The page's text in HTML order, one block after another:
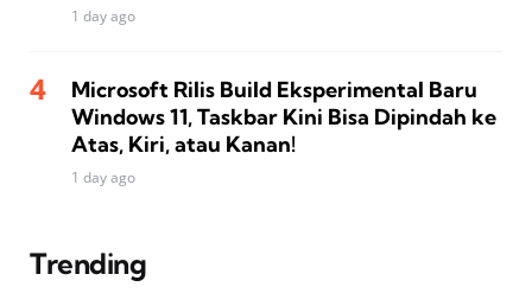
1 day ago
Microsoft Rilis Build Eksperimental Baru
Windows 11, Taskbar Kini Bisa Dipindah ke
Atas, Kiri, atau Kanan!
1 day ago
Trending